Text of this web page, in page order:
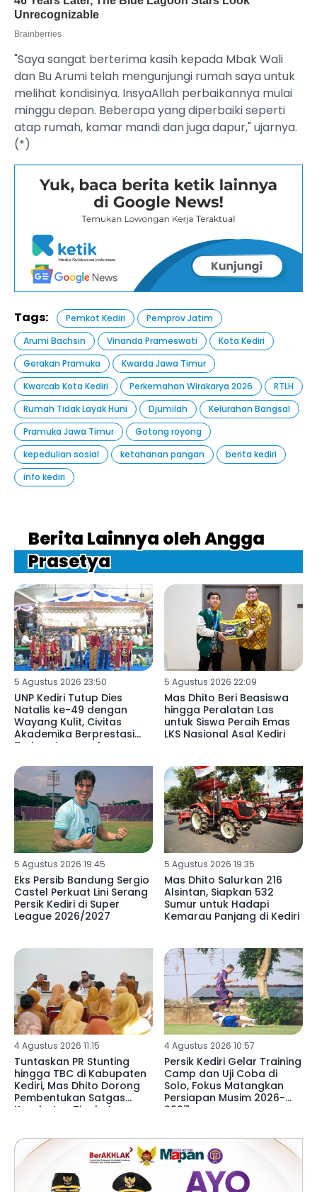
"Saya sangat berterima kasih kepada Mbak Wali
dan Bu Arumi telah mengunjungi rumah saya untuk
melihat kondisinya. InsyaAllah perbaikannya mulai
minggu depan. Beberapa yang diperbaiki seperti
atap rumah, kamar mandi dan juga dapur," ujarnya.
(*)
Tags: Pemkot Kediri
Pemprov Jatim
Arumi Bachsin
Vinanda Prameswati
Kota Kediri
Gerakan Pramuka
Kwarda Jawa Timur
Kwarcab Kota Kediri
Perkemahan Wirakarya 2026
RTLH
Rumah Tidak Layak Huni
Djumilah
Kelurahan Bangsal
Pramuka Jawa Timur
Gotong royong
kepedulian sosial
ketahanan pangan
berita kediri
info kediri
Berita Lainnya oleh Angga
Prasetya
5 Agustus 2026 23:50
UNP Kediri Tutup Dies
Natalis ke-49 dengan
Wayang Kulit, Civitas
Akademika Berprestasi
Terima Anugerah
5 Agustus 2026 22:09
Mas Dhito Beri Beasiswa
hingga Peralatan Las
untuk Siswa Peraih Emas
LKS Nasional Asal Kediri
5 Agustus 2026 19:45
Eks Persib Bandung Sergio
Castel Perkuat Lini Serang
Persik Kediri di Super
League 2026/2027
5 Agustus 2026 19:35
Mas Dhito Salurkan 216
Alsintan, Siapkan 532
Sumur untuk Hadapi
Kemarau Panjang di Kediri
4 Agustus 2026 11:15
Tuntaskan PR Stunting
hingga TBC di Kabupaten
Kediri, Mas Dhito Dorong
Pembentukan Satgas
Kesehatan Tingkat
4 Agustus 2026 10:57
Persik Kediri Gelar Training
Camp dan Uji Coba di
Solo, Fokus Matangkan
Persiapan Musim 2026-
2027